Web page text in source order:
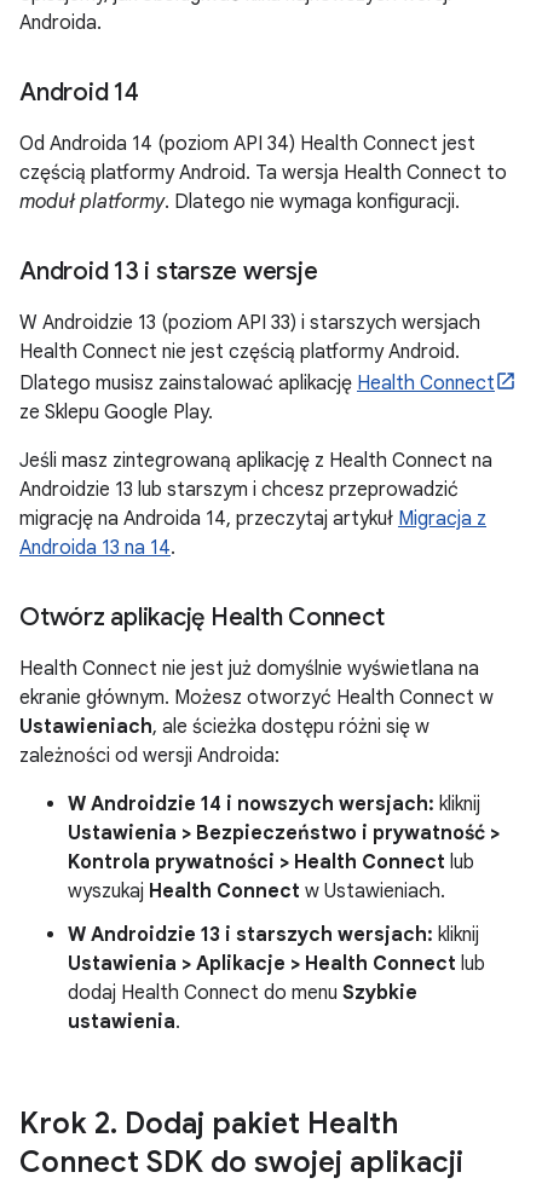
Androida.
Android 14
Od Androida 14 (poziom API 34) Health Connect jest
częścią platformy Android. Ta wersja Health Connect to
moduł platformy. Dlatego nie wymaga konfiguracji.
Android 13 i starsze wersje
W Androidzie 13 (poziom API 33) i starszych wersjach
Health Connect nie jest częścią platformy Android.
Dlatego musisz zainstalować aplikację Health Connect
ze Sklepu Google Play.
Jeśli masz zintegrowaną aplikację z Health Connect na
Androidzie 13 lub starszym i chcesz przeprowadzić
migrację na Androida 14, przeczytaj artykuł Migracja z
Androida 13 na 14.
Otwórz aplikację Health Connect
Health Connect nie jest już domyślnie wyświetlana na
ekranie głównym. Możesz otworzyć Health Connect w
Ustawieniach, ale ścieżka dostępu różni się w
zależności od wersji Androida:
W Androidzie 14 i nowszych wersjach: kliknij
Ustawienia > Bezpieczeństwo i prywatność >
Kontrola prywatności > Health Connect lub
wyszukaj Health Connect w Ustawieniach.
W Androidzie 13 i starszych wersjach: kliknij
Ustawienia > Aplikacje > Health Connect lub
dodaj Health Connect do menu Szybkie
ustawienia.
Krok 2. Dodaj pakiet Health
Connect SDK do swojej aplikacji